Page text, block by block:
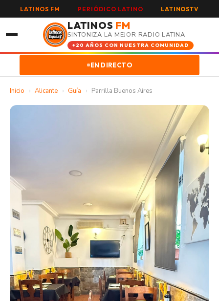
LATINOS FM PERIÓDICO LATINO LATINOSTV
LATINOS FM
SINTONIZA LA MEJOR RADIO LATINA
+20 AÑOS CON NUESTRA COMUNIDAD
EN DIRECTO
Inicio › Alicante › Guía › Parrilla Buenos Aires